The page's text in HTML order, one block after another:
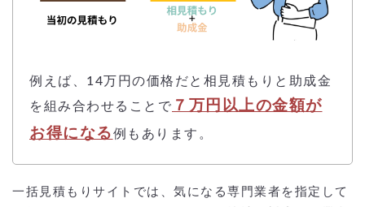
例えば、14万円の価格だと相見積もりと助成金
を組み合わせることで ７万円以上の金額が
お得になる例もあります。
一括見積もりサイトでは、気になる専門業者を指定して